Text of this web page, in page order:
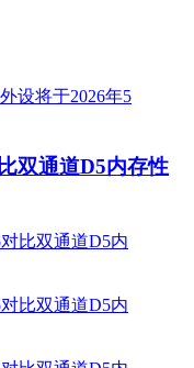
双通道D5内存性